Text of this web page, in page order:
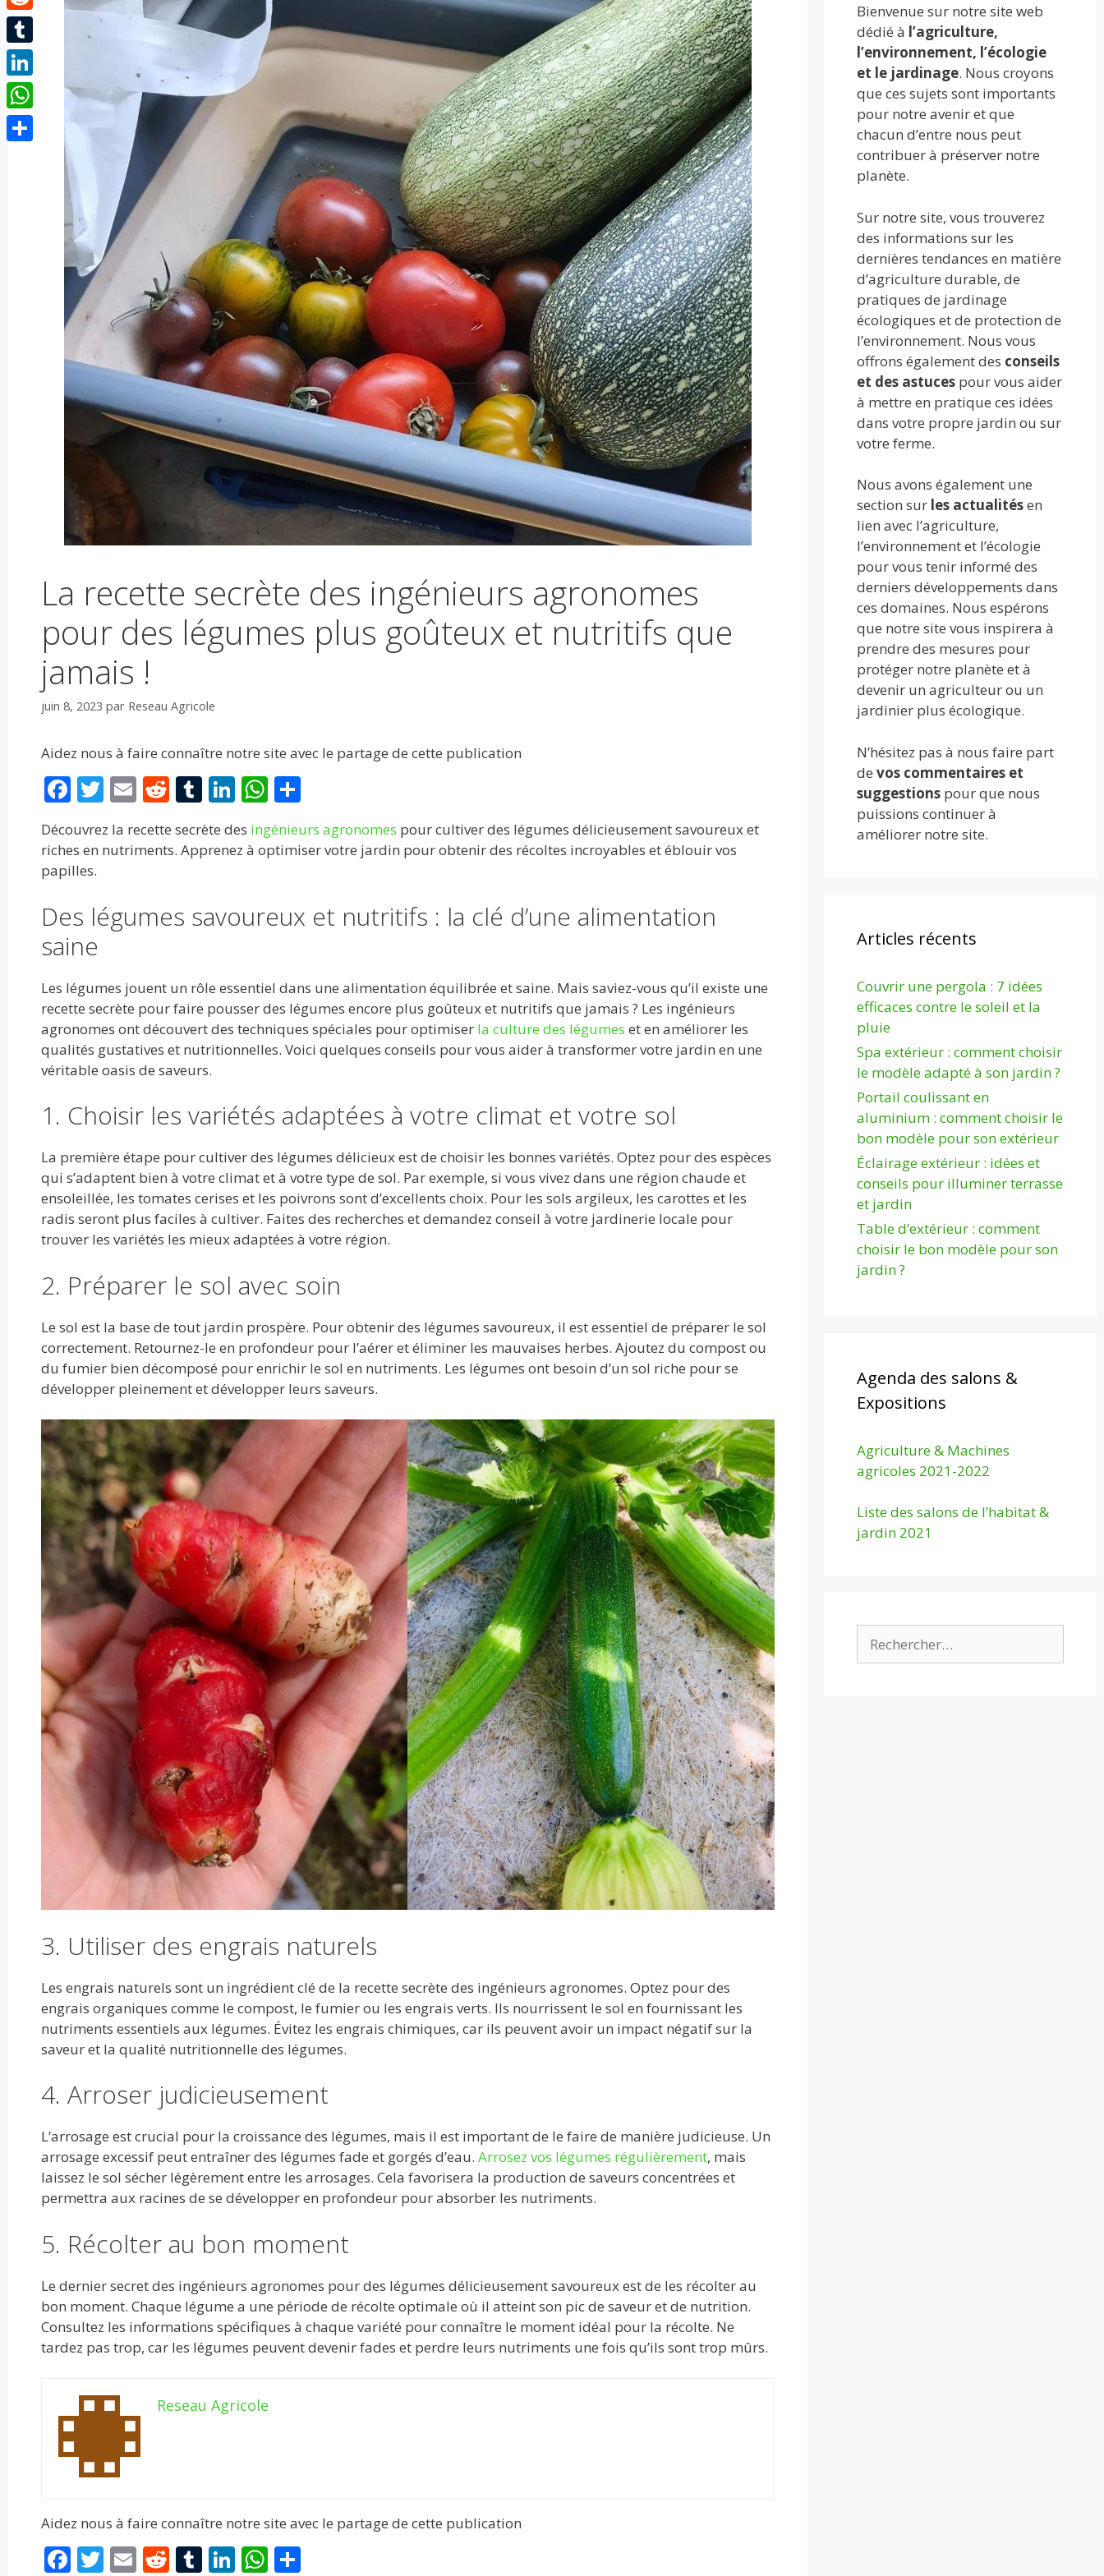
La recette secrète des ingénieurs agronomes
pour des légumes plus goûteux et nutritifs que
jamais !
juin 8, 2023 par Reseau Agricole
Aidez nous à faire connaître notre site avec le partage de cette publication
F
e
b
o
k
T
w
itt
E
ai
R
d
di
T
u
m
bl
Li
k
n
W
h
at
s
p
P
ta
Découvrez la recette secrète des ingénieurs agronomes pour cultiver des légumes délicieusement savoureux et
riches en nutriments. Apprenez à optimiser votre jardin pour obtenir des récoltes incroyables et éblouir vos
papilles.
Des légumes savoureux et nutritifs : la clé d’une alimentation
saine
Les légumes jouent un rôle essentiel dans une alimentation équilibrée et saine. Mais saviez-vous qu’il existe une
recette secrète pour faire pousser des légumes encore plus goûteux et nutritifs que jamais ? Les ingénieurs
agronomes ont découvert des techniques spéciales pour optimiser la culture des légumes et en améliorer les
qualités gustatives et nutritionnelles. Voici quelques conseils pour vous aider à transformer votre jardin en une
véritable oasis de saveurs.
1. Choisir les variétés adaptées à votre climat et votre sol
La première étape pour cultiver des légumes délicieux est de choisir les bonnes variétés. Optez pour des espèces
qui s’adaptent bien à votre climat et à votre type de sol. Par exemple, si vous vivez dans une région chaude et
ensoleillée, les tomates cerises et les poivrons sont d’excellents choix. Pour les sols argileux, les carottes et les
radis seront plus faciles à cultiver. Faites des recherches et demandez conseil à votre jardinerie locale pour
trouver les variétés les mieux adaptées à votre région.
2. Préparer le sol avec soin
Le sol est la base de tout jardin prospère. Pour obtenir des légumes savoureux, il est essentiel de préparer le sol
correctement. Retournez-le en profondeur pour l’aérer et éliminer les mauvaises herbes. Ajoutez du compost ou
du fumier bien décomposé pour enrichir le sol en nutriments. Les légumes ont besoin d’un sol riche pour se
développer pleinement et développer leurs saveurs.
3. Utiliser des engrais naturels
Les engrais naturels sont un ingrédient clé de la recette secrète des ingénieurs agronomes. Optez pour des
engrais organiques comme le compost, le fumier ou les engrais verts. Ils nourrissent le sol en fournissant les
nutriments essentiels aux légumes. Évitez les engrais chimiques, car ils peuvent avoir un impact négatif sur la
saveur et la qualité nutritionnelle des légumes.
4. Arroser judicieusement
L’arrosage est crucial pour la croissance des légumes, mais il est important de le faire de manière judicieuse. Un
arrosage excessif peut entraîner des légumes fade et gorgés d’eau. Arrosez vos légumes régulièrement, mais
laissez le sol sécher légèrement entre les arrosages. Cela favorisera la production de saveurs concentrées et
permettra aux racines de se développer en profondeur pour absorber les nutriments.
5. Récolter au bon moment
Le dernier secret des ingénieurs agronomes pour des légumes délicieusement savoureux est de les récolter au
bon moment. Chaque légume a une période de récolte optimale où il atteint son pic de saveur et de nutrition.
Consultez les informations spécifiques à chaque variété pour connaître le moment idéal pour la récolte. Ne
tardez pas trop, car les légumes peuvent devenir fades et perdre leurs nutriments une fois qu’ils sont trop mûrs.
Reseau Agricole
Aidez nous à faire connaître notre site avec le partage de cette publication
F T E R T Li W P
Bienvenue sur notre site web
dédié à l’agriculture,
l’environnement, l’écologie
et le jardinage. Nous croyons
que ces sujets sont importants
pour notre avenir et que
chacun d’entre nous peut
contribuer à préserver notre
planète.
Sur notre site, vous trouverez
des informations sur les
dernières tendances en matière
d’agriculture durable, de
pratiques de jardinage
écologiques et de protection de
l’environnement. Nous vous
offrons également des conseils
et des astuces pour vous aider
à mettre en pratique ces idées
dans votre propre jardin ou sur
votre ferme.
Nous avons également une
section sur les actualitésen
lien avec l’agriculture,
l’environnement et l’écologie
pour vous tenir informé des
derniers développements dans
ces domaines. Nous espérons
que notre site vous inspirera à
prendre des mesures pour
protéger notre planète et à
devenir un agriculteur ou un
jardinier plus écologique.
N’hésitez pas à nous faire part
devos commentaires et
suggestions pour que nous
puissions continuer à
améliorer notre site.
Articles récents
Couvrir une pergola : 7 idées
efficaces contre le soleil et la
pluie
Spa extérieur : comment choisir
le modèle adapté à son jardin ?
Portail coulissant en
aluminium : comment choisir le
bon modèle pour son extérieur
Éclairage extérieur : idées et
conseils pour illuminer terrasse
et jardin
Table d’extérieur : comment
choisir le bon modèle pour son
jardin ?
Agenda des salons &
Expositions
Agriculture & Machines
agricoles 2021-2022
Liste des salons de l’habitat &
jardin 2021
Reddit
Tumblr
LinkedIn
WhatsApp